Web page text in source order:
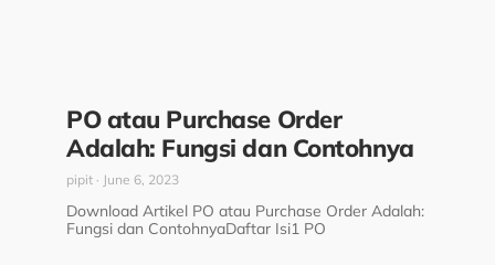
PO atau Purchase Order
Adalah: Fungsi dan Contohnya
pipit June 6, 2023
Download Artikel PO atau Purchase Order Adalah:
Fungsi dan ContohnyaDaftar Isi1 PO